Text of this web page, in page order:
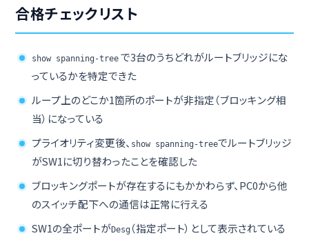
合格チェックリスト
show spanning-tree で3台のうちどれがルートブリッジにな
っているかを特定できた
ループ上のどこか1箇所のポートが非指定（ブロッキング相
当）になっている
プライオリティ変更後、 show spanning-treeでルートブリッジ
がSW1に切り替わったことを確認した
ブロッキングポートが存在するにもかかわらず、PC0から他
のスイッチ配下への通信は正常に行える
SW1の全ポートがDesg （指定ポート）として表示されている